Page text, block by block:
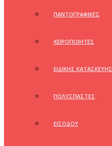
ΠΑΝΤΟΓΡΑΦΙΚΕΣ
ΧΕΙΡΟΠΟΙΗΤΕΣ
ΕΙΔΙΚΗΣ ΚΑΤΑΣΚΕΥΗΣ
ΠΟΛΥΣΠΑΣΤΕΣ
ΕΙΣΟΔΟΥ